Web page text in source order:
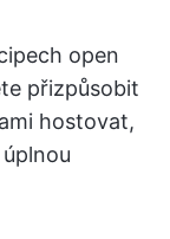
open
přizpůsobit
hostovat,